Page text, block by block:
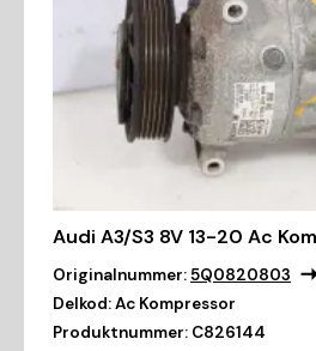
Audi A3/S3 8V 13-20 Ac
Originalnummer:5Q0820803
Delkod:Ac Kompressor
Produktnummer: C826144